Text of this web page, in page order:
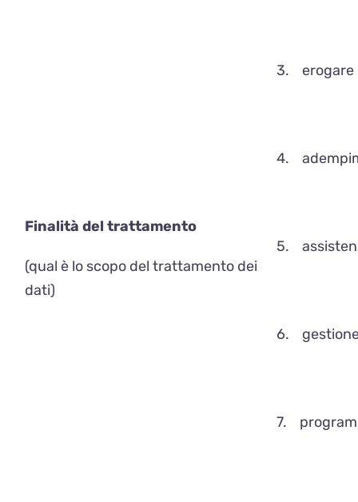
Finalità del trattamento
(qual è lo scopo del trattamento dei
dati)
3. erogare i
4.
5.
6.
7.